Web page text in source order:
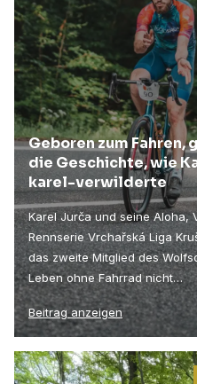
Geboren zum Fahren,
die Geschichte, wie
karel-verwilderte
Karel Jurča und seine Aloha,
Rennserie Vrchařská Liga
das zweite Mitglied des
Leben ohne Fahrrad nicht…
Beitrag anzeigen